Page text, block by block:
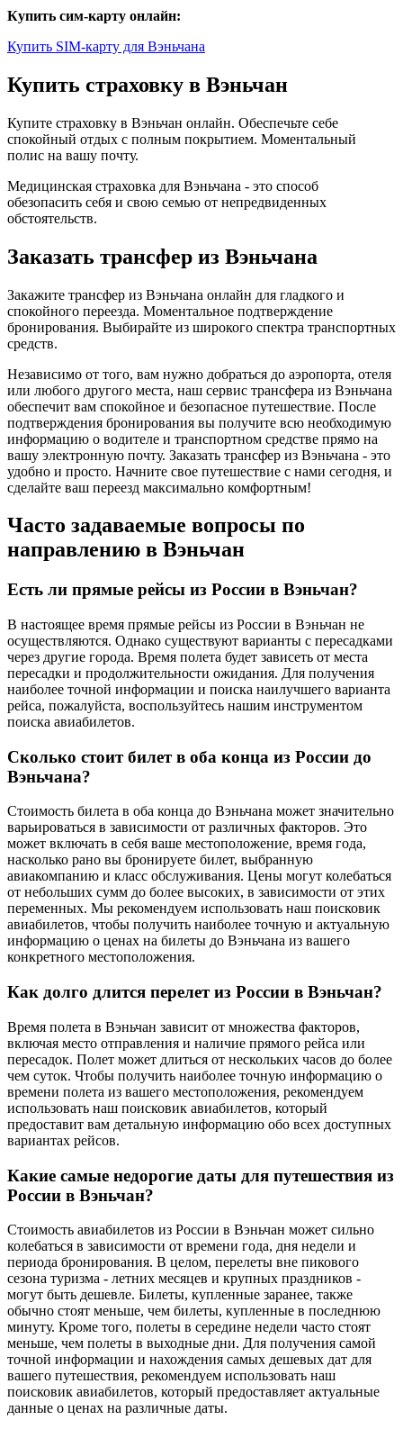
Купить сим-карту онлайн:
Купить SIM-карту для Вэньчана
Купить страховку в Вэньчан
Купите страховку в Вэньчан онлайн. Обеспечьте себе
спокойный отдых с полным покрытием. Моментальный
полис на вашу почту.
Медицинская страховка для Вэньчана - это способ
обезопасить себя и свою семью от непредвиденных
обстоятельств.
Заказать трансфер из Вэньчана
Закажите трансфер из Вэньчана онлайн для гладкого и
спокойного переезда. Моментальное подтверждение
бронирования. Выбирайте из широкого спектра транспортных
средств.
Независимо от того, вам нужно добраться до аэропорта, отеля
или любого другого места, наш сервис трансфера из Вэньчана
обеспечит вам спокойное и безопасное путешествие. После
подтверждения бронирования вы получите всю необходимую
информацию о водителе и транспортном средстве прямо на
вашу электронную почту. Заказать трансфер из Вэньчана - это
удобно и просто. Начните свое путешествие с нами сегодня, и
сделайте ваш переезд максимально комфортным!
Часто задаваемые вопросы по
направлению в Вэньчан
Есть ли прямые рейсы из России в Вэньчан?
В настоящее время прямые рейсы из России в Вэньчан не
осуществляются. Однако существуют варианты с пересадками
через другие города. Время полета будет зависеть от места
пересадки и продолжительности ожидания. Для получения
наиболее точной информации и поиска наилучшего варианта
рейса, пожалуйста, воспользуйтесь нашим инструментом
поиска авиабилетов.
Сколько стоит билет в оба конца из России до
Вэньчана?
Стоимость билета в оба конца до Вэньчана может значительно
варьироваться в зависимости от различных факторов. Это
может включать в себя ваше местоположение, время года,
насколько рано вы бронируете билет, выбранную
авиакомпанию и класс обслуживания. Цены могут колебаться
от небольших сумм до более высоких, в зависимости от этих
переменных. Мы рекомендуем использовать наш поисковик
авиабилетов, чтобы получить наиболее точную и актуальную
информацию о ценах на билеты до Вэньчана из вашего
конкретного местоположения.
Как долго длится перелет из России в Вэньчан?
Время полета в Вэньчан зависит от множества факторов,
включая место отправления и наличие прямого рейса или
пересадок. Полет может длиться от нескольких часов до более
чем суток. Чтобы получить наиболее точную информацию о
времени полета из вашего местоположения, рекомендуем
использовать наш поисковик авиабилетов, который
предоставит вам детальную информацию обо всех доступных
вариантах рейсов.
Какие самые недорогие даты для путешествия из
России в Вэньчан?
Стоимость авиабилетов из России в Вэньчан может сильно
колебаться в зависимости от времени года, дня недели и
периода бронирования. В целом, перелеты вне пикового
сезона туризма - летних месяцев и крупных праздников -
могут быть дешевле. Билеты, купленные заранее, также
обычно стоят меньше, чем билеты, купленные в последнюю
минуту. Кроме того, полеты в середине недели часто стоят
меньше, чем полеты в выходные дни. Для получения самой
точной информации и нахождения самых дешевых дат для
вашего путешествия, рекомендуем использовать наш
поисковик авиабилетов, который предоставляет актуальные
данные о ценах на различные даты.